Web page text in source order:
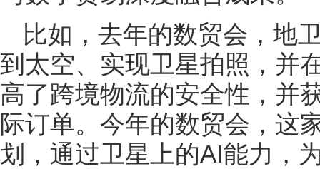
比如，去年的数贸会，地
到太空、实现卫星拍照，并
高了跨境物流的安全性，并
际订单。今年的数贸会，这
划，通过卫星上的AI能力，